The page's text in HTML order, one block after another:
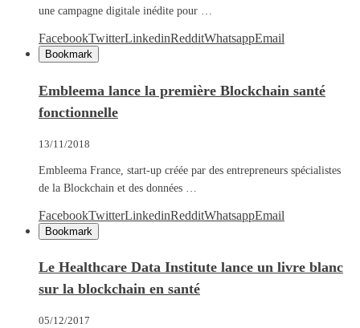
une campagne digitale inédite pour …
FacebookTwitterLinkedinRedditWhatsappEmail
Bookmark
Embleema lance la première Blockchain santé
fonctionnelle
13/11/2018
Embleema France, start-up créée par des entrepreneurs spécialistes
de la Blockchain et des données …
FacebookTwitterLinkedinRedditWhatsappEmail
Bookmark
Le Healthcare Data Institute lance un livre blanc
sur la blockchain en santé
05/12/2017